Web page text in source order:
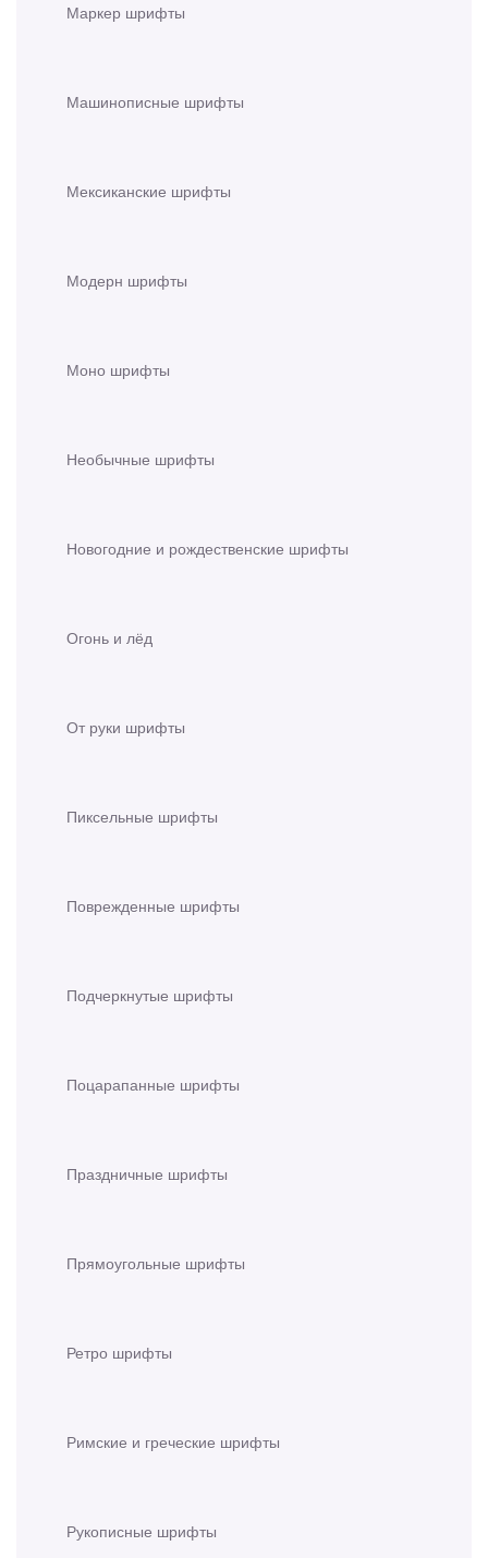
Маркер шрифты
Машинописные шрифты
Мексиканские шрифты
Модерн шрифты
Моно шрифты
Необычные шрифты
Новогодние и рождественские шрифты
Огонь и лёд
От руки шрифты
Пиксельные шрифты
Поврежденные шрифты
Подчеркнутые шрифты
Поцарапанные шрифты
Праздничные шрифты
Прямоугольные шрифты
Ретро шрифты
Римские и греческие шрифты
Рукописные шрифты